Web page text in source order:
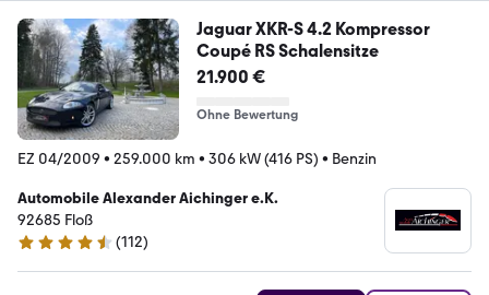
Jaguar XKR-S 4.2 Kompressor
Coupé RS Schalensitze
21.900 €
Ohne Bewertung
EZ 04/2009 • 259.000 km • 306 kW (416 PS) • Benzin
Automobile Alexander Aichinger e.K.
92685 Floß
4.5 Sterne
(112)